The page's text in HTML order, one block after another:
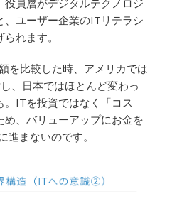
員層がデジタルテクノロジ
、ユーザー企業のITリテラシ
れます。
を比較した時、アメリカでは
、日本ではほとんど変わっ
ITを投資ではなく「コス
め、バリューアップにお金を
進まないのです。